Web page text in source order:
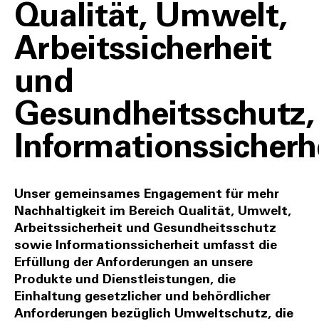
Qualität, Umwelt,
Arbeitssicherheit
und
Gesundheitsschutz,
Unser gemeinsames Engagement für mehr
Nachhaltigkeit im Bereich Qualität, Umwelt,
Arbeitssicherheit und Gesundheitsschutz
sowie Informationssicherheit umfasst die
Erfüllung der Anforderungen an unsere
Produkte und Dienstleistungen, die
Einhaltung gesetzlicher und behördlicher
Anforderungen bezüglich Umweltschutz, die